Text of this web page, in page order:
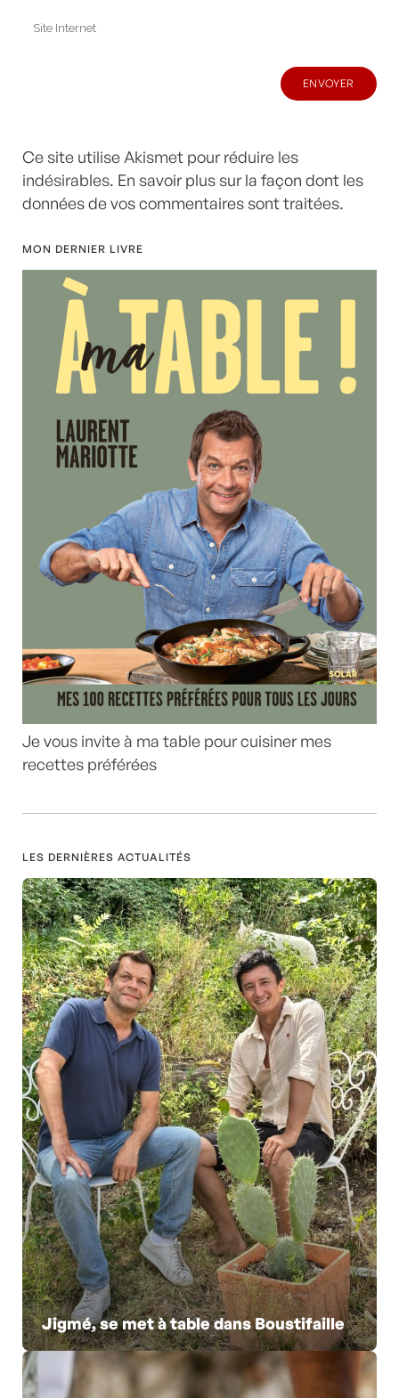
Ce site utilise Akismet pour réduire les
indésirables. En savoir plus sur la façon dont les
données de vos commentaires sont traitées.
MON DERNIER LIVRE
Je vous invite à ma table pour cuisiner mes
recettes préférées
LES DERNIÈRES ACTUALITÉS
Jigmé, se met à table dans Boustifaille